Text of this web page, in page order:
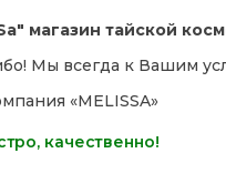
магазин тайской
Мы всегда к Вашим
«MELISSA»
качественно!